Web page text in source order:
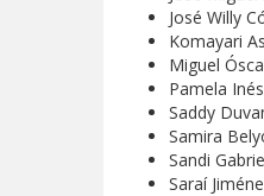
José Willy
Komayari
Miguel
Pamela
Saddy
Samira
Sandi
Saraí